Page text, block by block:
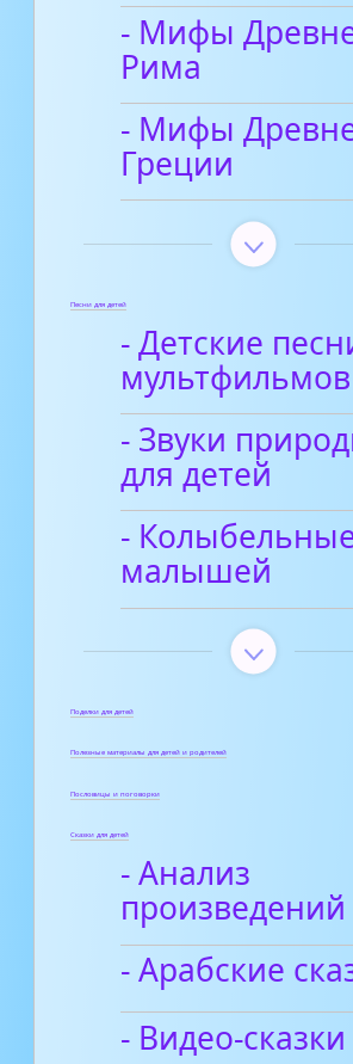
- Мифы
Рима
- Мифы
Греции
Песни для детей
- Детские
мультфильмов
- Звуки
для детей
-
малышей
Поделки для детей
Полезные материалы для детей и родителей
Пословицы и поговорки
Сказки для детей
- Анализ
произведений
- Арабские
- Видео-сказки